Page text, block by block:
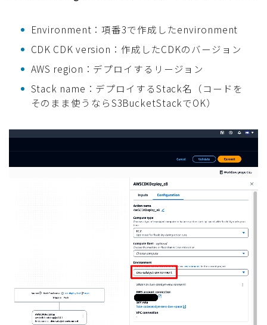
Environment：項番3で作成したenvironment
CDK CDK version：作成したCDKのバージョン
AWS region：デプロイするリージョン
Stack name：デプロイするStack名（コードを
そのまま使うならS3BucketStackでOK）